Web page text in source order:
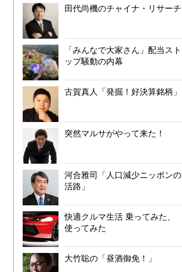
田代尚機のチャイナ・リサーチ
「みんなで大家さん」配当スト
ップ騒動の内幕
古賀真人「発掘！好決算銘柄」
突然マルサがやって来た！
河合雅司「人口減少ニッポンの
活路」
快適クルマ生活 乗ってみた、
使ってみた
大竹聡の「昼酒御免！」